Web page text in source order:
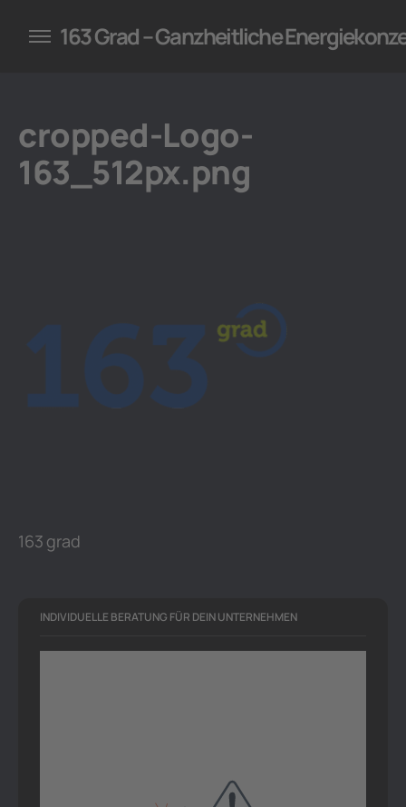
für Unternehmen
163 Grad – Ganzheitliche
cropped-Logo-
163_512px.png
163 grad
INDIVIDUELLE BERATUNG FÜR DEIN UNTERNEHMEN